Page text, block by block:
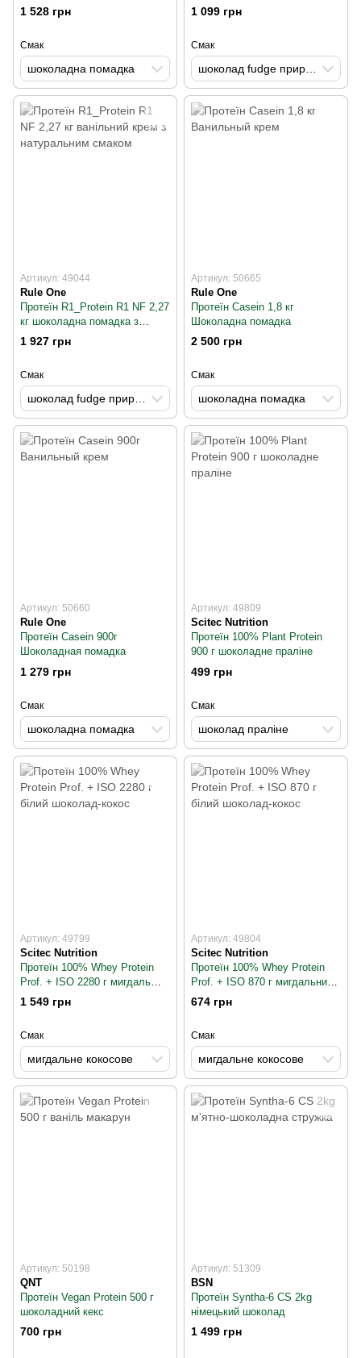
1 528 грн
Смак
шоколадна помадка
натуральним смаком
1 099 грн
Смак
шоколад fudge природно ароматизований
Артикул: 49044
Rule One
Протеїн R1_Protein R1 NF 2,27
кг шоколадна помадка з
натуральним смаком
1 927 грн
Смак
шоколад fudge природно ароматизований
Артикул: 50665
Rule One
Протеїн Casein 1,8 кг
Шоколадна помадка
2 500 грн
Смак
шоколадна помадка
Артикул: 50660
Rule One
Протеїн Casein 900г
Шоколадная помадка
1 279 грн
Смак
шоколадна помадка
Артикул: 49809
Scitec Nutrition
Протеїн 100% Plant Protein
900 г шоколадне праліне
499 грн
Смак
шоколад праліне
Артикул: 49799
Scitec Nutrition
Протеїн 100% Whey Protein
Prof. + ISO 2280 г мигдаль
кокос
1 549 грн
Смак
мигдальне кокосове
Артикул: 49804
Scitec Nutrition
Протеїн 100% Whey Protein
Prof. + ISO 870 г мигдальний
шоколад
674 грн
Смак
мигдальне кокосове
Артикул: 50198
QNT
Протеїн Vegan Protein 500 г
шоколадний кекс
700 грн
Артикул: 51309
BSN
Протеїн Syntha-6 CS 2kg
німецький шоколад
1 499 грн